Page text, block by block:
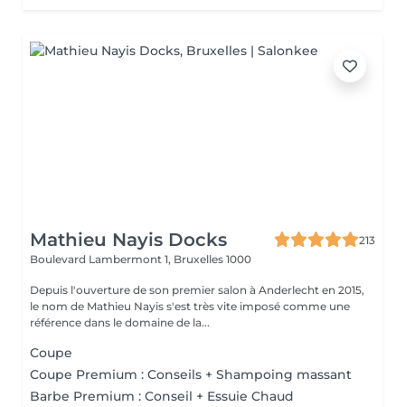
Mathieu Nayis Docks
213
Boulevard Lambermont 1, Bruxelles 1000
Depuis l'ouverture de son premier salon à Anderlecht en 2015,
le nom de Mathieu Nayis s'est très vite imposé comme une
référence dans le domaine de la...
Coupe
Coupe Premium : Conseils + Shampoing massant
Barbe Premium : Conseil + Essuie Chaud